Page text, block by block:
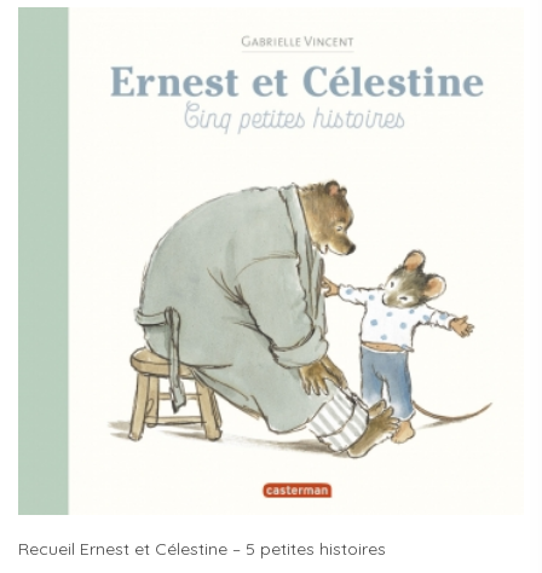
Recueil Ernest et Célestine – 5 petites histoires